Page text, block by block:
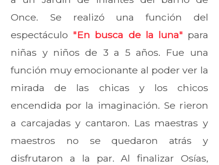
Once. Se realizó una función del
espectáculo "En busca de la luna" para
niñas y niños de 3 a 5 años. Fue una
función muy emocionante al poder ver la
mirada de las chicas y los chicos
encendida por la imaginación. Se rieron
a carcajadas y cantaron. Las maestras y
maestros no se quedaron atrás y
disfrutaron a la par. Al finalizar Osías,